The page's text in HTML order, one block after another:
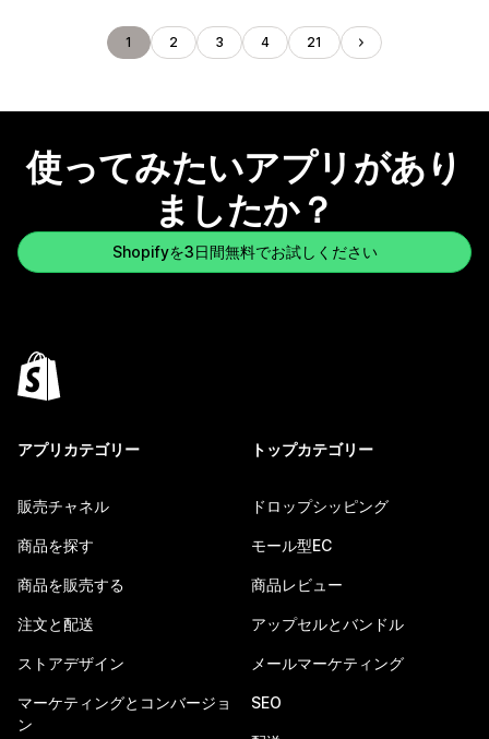
1 2 3 4 21
使ってみたいアプリがあり
ましたか？
Shopifyを3日間無料でお試しください
アプリカテゴリー
販売チャネル
商品を探す
商品を販売する
注文と配送
ストアデザイン
マーケティングとコンバージョ
ン
トップカテゴリー
ドロップシッピング
モール型EC
商品レビュー
アップセルとバンドル
メールマーケティング
SEO